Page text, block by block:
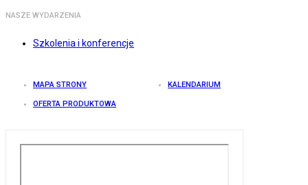
NASZE WYDARZENIA
Szkolenia i konferencje
MAPA STRONY KALENDARIUM
OFERTA PRODUKTOWA